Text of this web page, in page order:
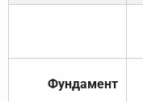
Фундамент